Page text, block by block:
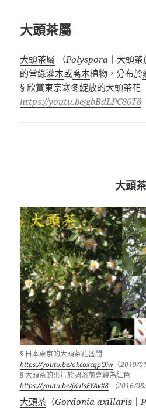
大頭茶屬
大頭茶屬 （Polyspora ｜大頭
的常綠灌木或喬木植物，分布於
§ 欣賞東京寒冬綻放的大頭茶花
https://youtu.be/gbBdLPC86T8
大頭茶
§ 日本東京的大頭茶花盛開
https://youtu.be/okcoxcqpOiw （2019/
§ 大頭茶的葉片於凋落前會轉為紅色
https://youtu.be/jXuIsEYAvX8 （2016/
大頭茶 （Gordonia axillaris ｜